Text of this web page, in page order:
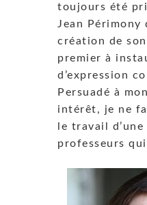
toujours été
Jean Périmony
création de
premier à
d’expression
Persuadé à
intérêt, je ne
le travail
professeurs qui